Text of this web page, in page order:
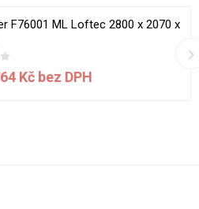
F76001 ML Loftec 2800 x 2070 x
Kč bez DPH